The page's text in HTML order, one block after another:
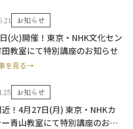
お知らせ
(火)開催！東京・NHK文化セン
教室にて特別講座のお知らせ
を見る→
お知らせ
！4月27日(月) 東京・NHKカ
青山教室にて特別講座のお知